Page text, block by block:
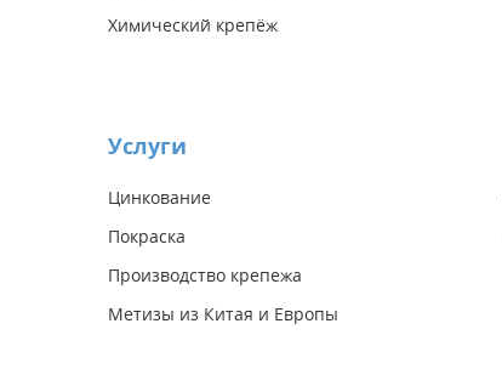
Химический крепёж
Услуги
Цинкование
Покраска
Производство крепежа
Метизы из Китая и Европы